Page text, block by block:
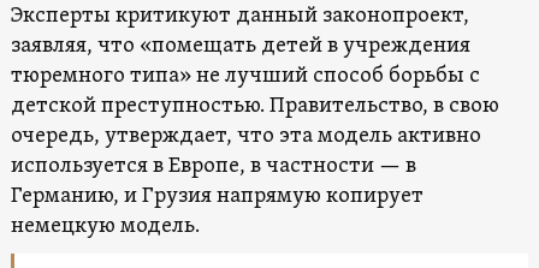
Эксперты критикуют данный законопроект,
заявляя, что «помещать детей в учреждения
тюремного типа» не лучший способ борьбы с
детской преступностью. Правительство, в свою
очередь, утверждает, что эта модель активно
используется в Европе, в частности — в
Германию, и Грузия напрямую копирует
немецкую модель.